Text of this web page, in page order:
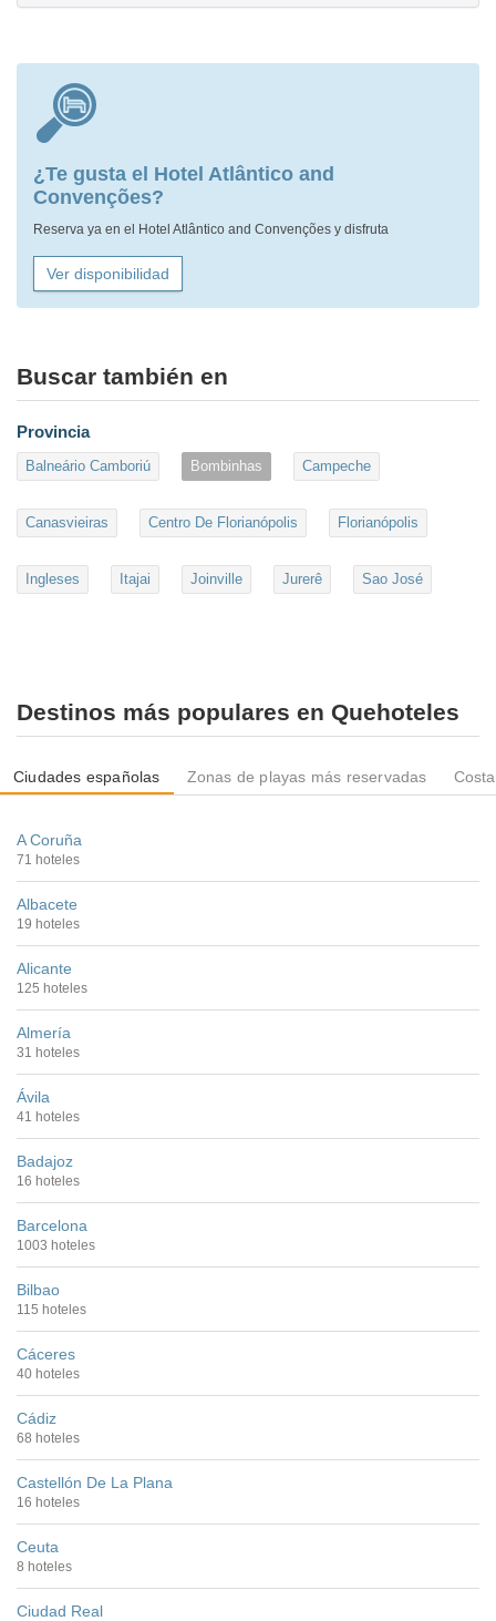
¿Te gusta el Hotel Atlântico and
Convenções?
Reserva ya en el Hotel Atlântico and Convenções y disfruta
Ver disponibilidad
Buscar también en
Provincia
Balneário Camboriú Bombinhas Campeche
Canasvieiras Centro De Florianópolis Florianópolis
Ingleses Itajai Joinville Jurerê Sao José
Destinos más populares en Quehoteles
Ciudades españolas Zonas de playas más reservadas
A Coruña
71 hoteles
Albacete
19 hoteles
Alicante
125 hoteles
Almería
31 hoteles
Ávila
41 hoteles
Badajoz
16 hoteles
Barcelona
1003 hoteles
Bilbao
115 hoteles
Cáceres
40 hoteles
Cádiz
68 hoteles
Castellón De La Plana
16 hoteles
Ceuta
8 hoteles
Ciudad Real